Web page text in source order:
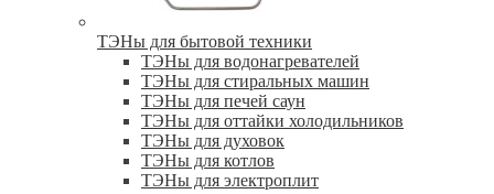
ТЭНы для бытовой техники
ТЭНы для водонагревателей
ТЭНы для стиральных машин
ТЭНы для печей саун
ТЭНы для оттайки холодильников
ТЭНы для духовок
ТЭНы для котлов
ТЭНы для электроплит